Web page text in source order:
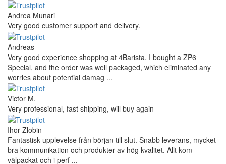
Andrea Munari
Very good customer support and delivery.
Andreas
Very good experience shopping at 4Barista. I bought a ZP6
Special, and the order was well packaged, which eliminated any
worries about potential damag ...
Victor M.
Very professional, fast shipping, will buy again
Ihor Zlobin
Fantastisk upplevelse från början till slut. Snabb leverans, mycket
bra kommunikation och produkter av hög kvalitet. Allt kom
välpackat och i perf ...